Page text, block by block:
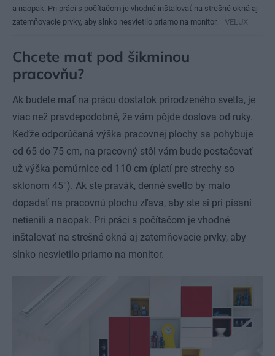
a naopak. Pri práci s počítačom je vhodné inštalovať na strešné okná aj
zatemňovacie prvky, aby slnko nesvietilo priamo na monitor.
VELUX
Chcete mať pod šikminou
pracovňu?
Ak budete mať na prácu dostatok prirodzeného svetla, je
viac než pravdepodobné, že vám pôjde doslova od ruky.
Keďže odporúčaná výška pracovnej plochy sa pohybuje
od 65 do 75 cm, na pracovný stôl vám bude postačovať
už výška pomúrnice od 110 cm (platí pre strechy so
sklonom 45°). Ak ste pravák, denné svetlo by malo
dopadať na pracovnú plochu zľava, aby ste si pri písaní
netienili a naopak. Pri práci s počítačom je vhodné
inštalovať na strešné okná aj zatemňovacie prvky, aby
slnko nesvietilo priamo na monitor.